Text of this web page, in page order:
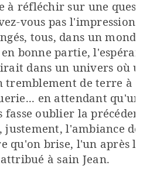
à réfléchir sur une
vous pas l'impression,
tous, dans un monde
bonne partie,
dans un univers où
tremblement de terre à
en attendant
fasse oublier la
justement, l'ambiance
qu'on brise, l'un après
à sain Jean.